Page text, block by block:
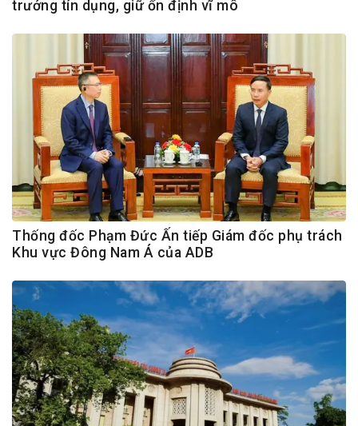
trưởng tín dụng, giữ ổn định vĩ mô
Thống đốc Phạm Đức Ấn tiếp Giám đốc phụ trách
Khu vực Đông Nam Á của ADB